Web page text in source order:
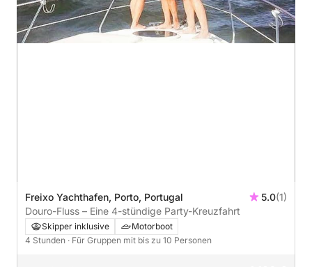
Freixo Yachthafen, Porto, Portugal 5.0(1)
Douro-Fluss – Eine 4-stündige Party-Kreuzfahrt
Skipper inklusive
Motorboot
4 Stunden · Für Gruppen mit bis zu 10 Personen